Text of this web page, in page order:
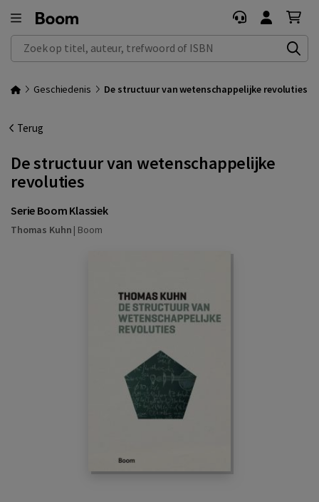
Zoek op titel, auteur, trefwoord of ISBN
Geschiedenis De structuur van wetenschappelijke revoluties
Terug
De structuur van wetenschappelijke
revoluties
Serie Boom Klassiek
Thomas Kuhn | Boom